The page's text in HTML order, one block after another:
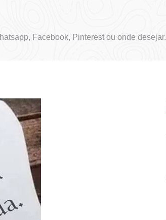
Facebook, Pinterest ou onde desejar.